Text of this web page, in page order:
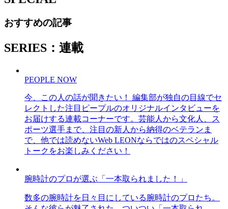
おすすめの記事
SERIES：連載
PEOPLE NOW
今、この人の話が聞きたい！ 編集部が独自の目線でセ
レクトした注目ピープルのオリジナルインタビューを
お届けする連載コーナーです。芸能人から文化人、ス
ポーツ選手まで、注目の新人から納得のベテランま
で、他では読めないWeb LEONならではのスペシャル
トークをお楽しみください！
腕時計のプロが選ぶ「一本取られました！」
数多の腕時計を日々目にしている腕時計のプロたち。